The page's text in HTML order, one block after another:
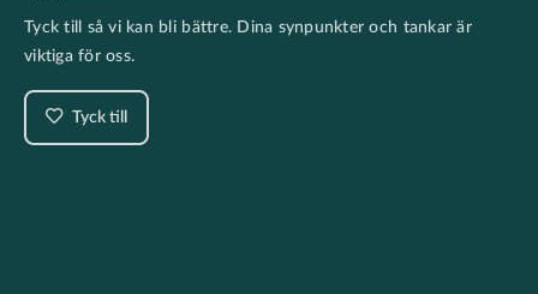
Tyck till så vi kan bli bättre. Dina synpunkter och tankar är
viktiga för oss.
Tyck till